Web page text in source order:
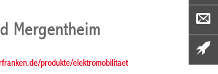
Mergentheim
produkte/elektromobilitaet